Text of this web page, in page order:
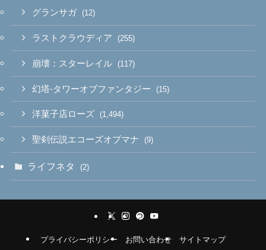
グランサガ (12)
ラストクラウディア (255)
崩壊：スターレイル (117)
幻塔-タワーオブファンタジー (15)
洋菓子店ローズ (1,494)
聖剣伝説エコーズオブマナ (9)
ライフネタ (2)
プライバシーポリシー お問い合わせ サイトマップ